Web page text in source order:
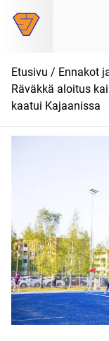
suoraan
Etusivu / Ennakot
Räväkkä aloitus
kaatui Kajaanissa